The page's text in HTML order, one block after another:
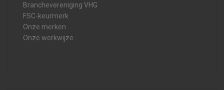
Branchevereniging VHG
FSC-keurmerk
Onze merken
Onze werkwijze